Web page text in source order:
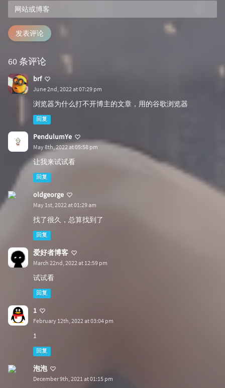
发表评论
60 条评论
brf
June 2nd, 2022 at 07:29 pm
浏览器为什么打不开博主的文章，用的谷歌浏览器
回复
PendulumYe
May 8th, 2022 at 05:58 pm
让我来试试看
回复
oldgeorge
May 1st, 2022 at 01:29 am
找了很久，总算找到了
回复
爱好者博客
March 22nd, 2022 at 12:59 pm
试试看
回复
1
February 12th, 2022 at 03:04 pm
1
回复
泡泡
December 9th, 2021 at 01:15 pm